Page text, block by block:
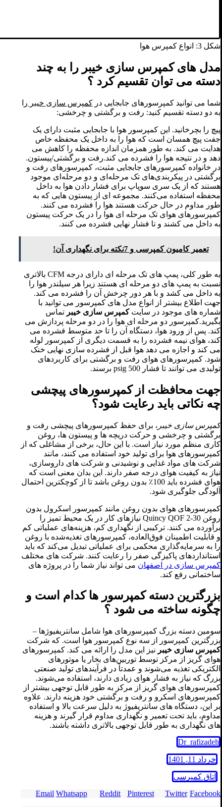
شکل 3: انواع کمپرس هوا
مدل های کمپرس سازی خیبر را به چند
دسته می توان تقسیم کرد ؟
شما می توانید کمپرسورهای جابجایی در کمپرس سازی خیبر را
به دو دسته تقسیم کنید: رفت و برگشتی و چرخشی:
پیچ را بچرخانید. این کمپرسور هوا با جابجایی مثبت دارای یک
جفت پیچ همسان است که هوا را به داخل یک محفظه خاص
هدایت می کند. به طور همزمان اندازه محفظه را کاهش می
دهد و در نتیجه هوا را فشرده می کند.رفت و برگشتی/پیستون.
در خانواده کمپرسورهای جابجایی مثبت، کمپرسورهای رفت و
برگشتی در پیکربندی‌های تک مرحله‌ای و دو مرحله‌ای موجود
هستند که از یک سری سوپاپ برای فشار دادن هوا به داخل
محفظه استفاده می‌کنند. مجموعه ای از پیستون هایی که به
طور مداوم در حال حرکت هستند هوا را فشرده می کنند.
کمپرسورهای هوای تک مرحله ای هوا را در یک حرکت پیستون
به داخل می کشند و تا فشار نهایی فشرده می کنند.
تعمیر کامیون کمپرسی و 7نکته برای نگهداری آن!
به طور کلی، پمپ های تک مرحله ای دارای درجه CFM بالاتری
نسبت به پمپ های دو مرحله ای هستند زیرا هر سیلندر هوا را
به داخل می کشد و با هر دور چرخش آن را فشرده می کند.
جهت اطلاع بیشتر از انواع مدل های کمپرسور می توانید با
شماره های موجود در سایتکمپرس سازی خیبر تماس
بگیرید.کمپرسور دو مرحله ای هوا را در دو مرحله پردازش می
کند. پس از ورود هوا، دستگاه آن را تا حد متوسط ​​فشرده می
کند، هوای نیمه فشرده را به قسمت دیگری از کمپرسور لوله
می کند و اجازه می دهد هوا قبل از فشرده سازی نهایی خنک
شود. کمپرسورهای هوای رفت و برگشتی برای کاربردهای
تولیدی می توانند تا فشار 500 psig برسند.
جهت محافظت از کمپرسورهای پیچشی
چه نکاتی باید رعایت شود؟
کمپرس سازی خیبر ، برای حفظ کمپرسورهای پیچشی رفت و
برگشتی و چرخشی و حرکت دریچه ها و پیستون ها، روغن
کاری منظم مورد نیاز است. با این حال، برخی از مشاغلی که از
کمپرسورهای هوا برای تولید خود استفاده می کنند، مانند
شرکت های مواد غذایی و نوشیدنی و شرکت های داروسازی،
نیاز به کیفیت هوای درجه صفر دارند. این بدان معنی است که
هوای فشرده باید 100٪ بدون روغن باشد تا از کوچکترین احتمال
آلودگی جلوگیری شود.
کمپرسورهای هوای بدون روغن مانند کمپرسور اسکرول بدون
روغن Quincy QOF 2-30 نیازهای کار در یک محیط تمیز را
برآورده می کنند. ترکیبی از نگهداری کم، هزینه‌های عملیاتی کم
و قابلیت اطمینان فوق‌العاده، کمپرسورهای تغذیه‌شده با روغن
را به سرمایه‌گذاری محکمی برای عملیاتی تبدیل می‌کند که باید
استانداردهای پاکیزگی صفر را رعایت کنند. شرکت های مختلف
کمپرس سازی در اصفهان می تواند نیاز شما را در پروژه های
ساختمانی رفع کند.
بزرگترین دسته کمپرسور ها کدام است و
چگونه ساخته می شود ؟
سومین دسته بزرگ کمپرسورهای هوا شامل سانتریفیوژها –
بزرگترین کمپرسور از سه نوع کمپرسور هوا است. که شرکت
کمپرس سازی خیبر نیز این مدل را ارائه می کند. کمپرسورهای
هوای گریز از مرکز توسط توربین‌های بخار یا موتورهای
الکتریکی تغذیه می‌شوند و عمدتاً در فرآیندهای تولید صنعتی
بزرگ که نیاز به فشار هوای زیادی دارند، استفاده می‌شوند.
کمپرسورهای هوای گریز از مرکز به طور قابل توجهی بیشتر از
کمپرسورهای اسکرو و رفت و برگشتی خود هزینه دارند. علاوه
بر این، دستگاه های سانتریفیوژ به دلیل سرعت بالا و استفاده
مداوم، باید تحت تعمیر و نگهداری مداوم قرار گیرند و هزینه
های نگهداری به طور قابل توجهی بالاتری داشته باشند.
Dr_rafizadeh
خرداد 11, 1401
اتاق کمپرسی
Facebook
Twitter
Pinterest
Reddit
Whatsapp
Email